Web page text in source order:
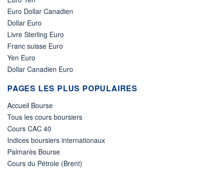
Euro Dollar Canadien
Dollar Euro
Livre Sterling Euro
Franc suisse Euro
Yen Euro
Dollar Canadien Euro
PAGES LES PLUS POPULAIRES
Accueil Bourse
Tous les cours boursiers
Cours CAC 40
Indices boursiers internationaux
Palmarès Bourse
Cours du Pétrole (Brent)